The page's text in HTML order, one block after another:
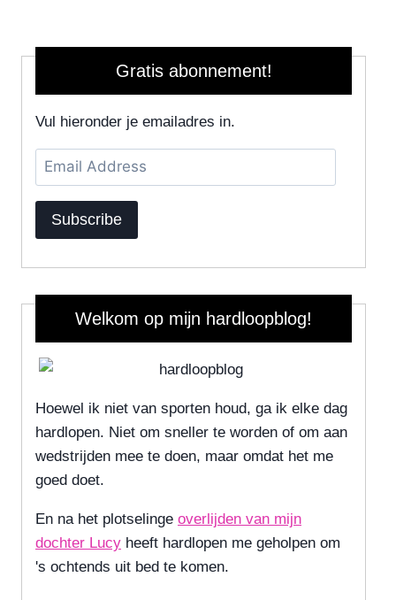
Gratis abonnement!
Vul hieronder je emailadres in.
Email
Address
Subscribe
Welkom op mijn hardloopblog!
Hoewel ik niet van sporten houd, ga ik elke dag
hardlopen. Niet om sneller te worden of om aan
wedstrijden mee te doen, maar omdat het me
goed doet.
En na het plotselinge overlijden van mijn
dochter Lucy heeft hardlopen me geholpen om
's ochtends uit bed te komen.